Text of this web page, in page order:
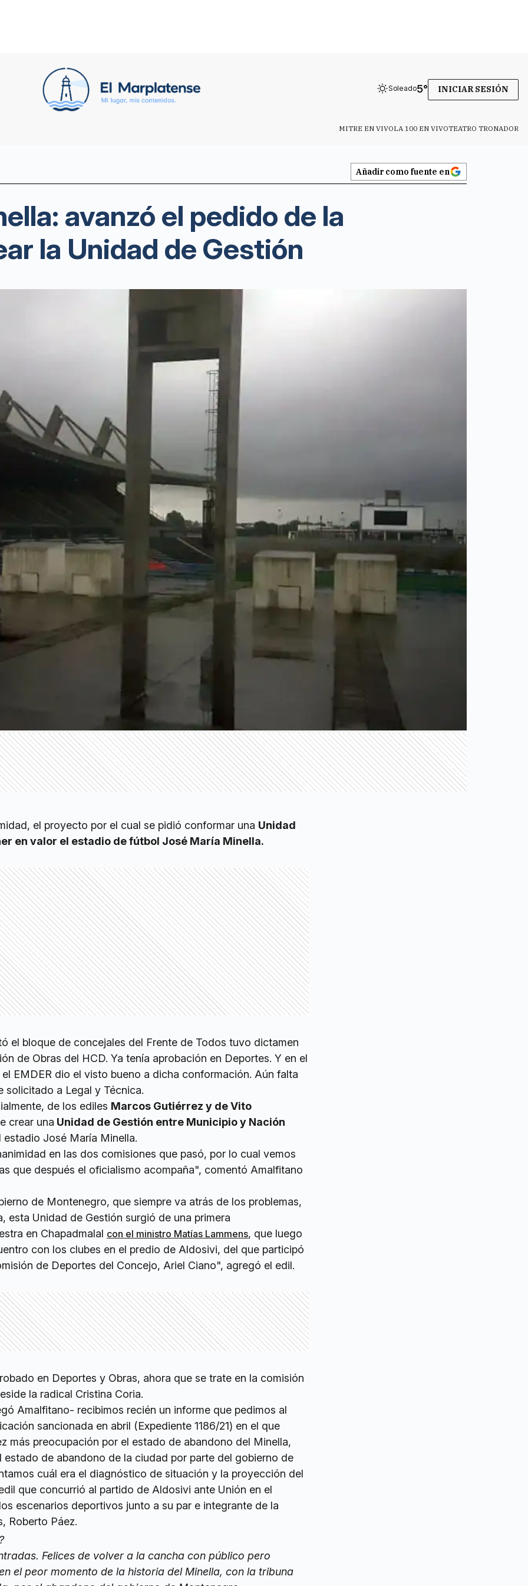
Soleado5° INICIAR SESIÓN
MITRE EN VIVOLA 100 EN VIVOTEATRO TRONADOR
Añadir como fuente en
avanzó el pedido de la
la Unidad de Gestión
el proyecto por el cual se pidió conformar una Unidad
en valor el estadio de fútbol José María Minella.
el bloque de concejales del Frente de Todos tuvo dictamen
de Obras del HCD. Ya tenía aprobación en Deportes. Y en el
EMDER dio el visto bueno a dicha conformación. Aún falta
solicitado a Legal y Técnica.
de los ediles Marcos Gutiérrez y de Vito
crear una Unidad de Gestión entre Municipio y Nación
estadio José María Minella.
en las dos comisiones que pasó, por lo cual vemos
que después el oficialismo acompaña", comentó Amalfitano
de Montenegro, que siempre va atrás de los problemas,
esta Unidad de Gestión surgió de una primera
en Chapadmalal con el ministro Matías Lammens, que luego
con los clubes en el predio de Aldosivi, del que participó
de Deportes del Concejo, Ariel Ciano", agregó el edil.
en Deportes y Obras, ahora que se trate en la comisión
la radical Cristina Coria.
Amalfitano- recibimos recién un informe que pedimos al
sancionada en abril (Expediente 1186/21) en el que
más preocupación por el estado de abandono del Minella,
estado de abandono de la ciudad por parte del gobierno de
cuál era el diagnóstico de situación y la proyección del
que concurrió al partido de Aldosivi ante Unión en el
escenarios deportivos junto a su par e integrante de la
Roberto Páez.
Felices de volver a la cancha con público pero
el peor momento de la historia del Minella, con la tribuna